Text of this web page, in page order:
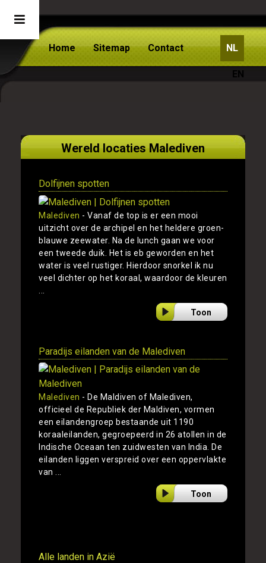
Home Sitemap Contact NL
EN
Wereld locaties Malediven
Dolfijnen spotten
Malediven - Vanaf de top is er een mooi
uitzicht over de archipel en het heldere groen-
blauwe zeewater. Na de lunch gaan we voor
een tweede duik. Het is eb geworden en het
water is veel rustiger. Hierdoor snorkel ik nu
veel dichter op het koraal, waardoor de kleuren
Toon
Paradijs eilanden van de Malediven
Malediven - De Maldiven of Malediven,
officieel de Republiek der Maldiven, vormen
een eilandengroep bestaande uit 1190
koraaleilanden, gegroepeerd in 26 atollen in de
Indische Oceaan ten zuidwesten van India. De
eilanden liggen verspreid over een oppervlakte
van ...
Toon
Alle landen in Azië